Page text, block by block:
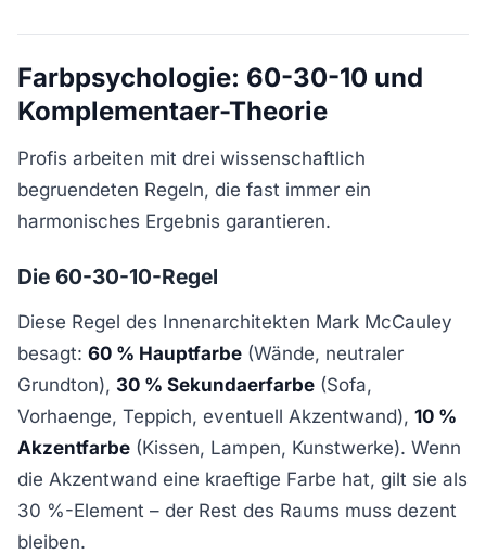
Farbpsychologie: 60-30-10 und
Komplementaer-Theorie
Profis arbeiten mit drei wissenschaftlich
begruendeten Regeln, die fast immer ein
harmonisches Ergebnis garantieren.
Die 60-30-10-Regel
Diese Regel des Innenarchitekten Mark McCauley
besagt: 60 % Hauptfarbe (Wände, neutraler
Grundton), 30 % Sekundaerfarbe (Sofa,
Vorhaenge, Teppich, eventuell Akzentwand), 10 %
Akzentfarbe (Kissen, Lampen, Kunstwerke). Wenn
die Akzentwand eine kraeftige Farbe hat, gilt sie als
30 %-Element – der Rest des Raums muss dezent
bleiben.